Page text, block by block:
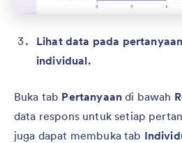
Lihat data pada
individual.
Buka tab Pertanyaandi bawah
data respons untuk setiap
juga dapat membuka tab